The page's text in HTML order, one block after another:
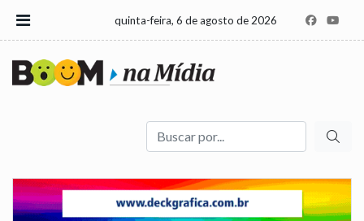
quinta-feira, 6 de agosto de 2026
Buscar